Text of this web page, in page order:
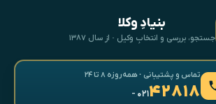
بنیادِ وکلا
جستجو، بررسی و انتخابِ وکیل · از سال ۱۳۸۷
تماس و پشتیبانی · همه‌روزه ۸ تا ۲۴
۴۲۸۱۸- ۰۲۱